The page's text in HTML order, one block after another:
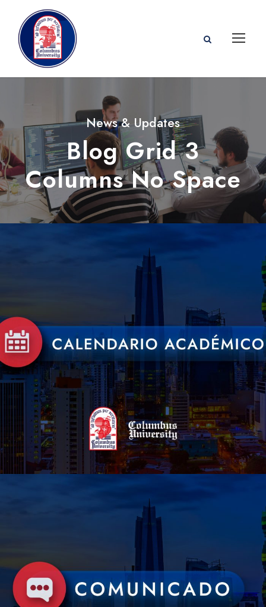
News & Updates
Blog Grid 3
Columns No Space
15 DE DICIEMBRE DE 2022 BY CUADMIN